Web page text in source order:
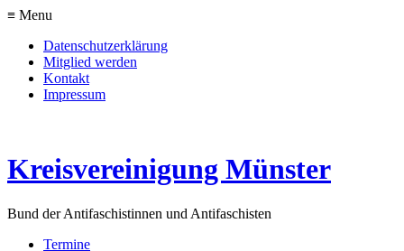
≡ Menu
Datenschutzerklärung
Mitglied werden
Kontakt
Impressum
Kreisvereinigung Münster
Bund der Antifaschistinnen und Antifaschisten
Termine